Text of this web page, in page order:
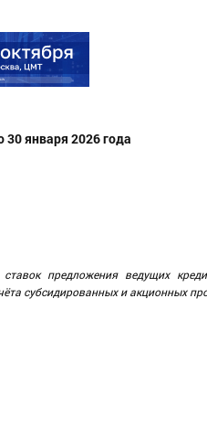
января 2026 года
предложения ведущих
субсидированных и акционных